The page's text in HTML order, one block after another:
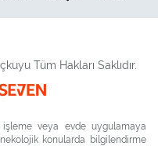
Tüm Hakları Saklıdır.
veya evde uygulamaya
konularda bilgilendirme